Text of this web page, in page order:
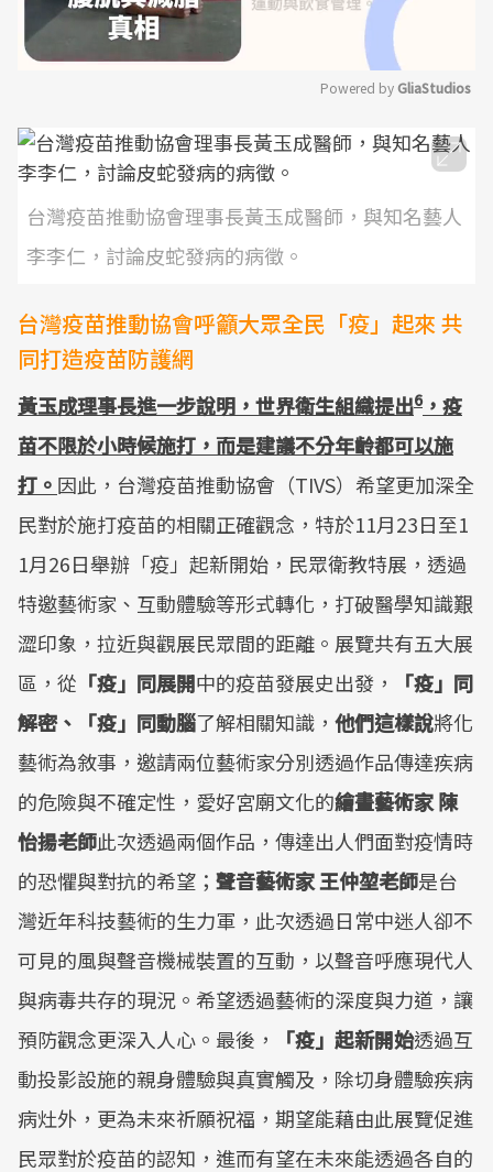
Mute
Powered by GliaStudios
台灣疫苗推動協會理事長黃玉成醫師，與知名藝人
李李仁，討論皮蛇發病的病徵。
台灣疫苗推動協會呼籲大眾全民「疫」起來 共
同打造疫苗防護網
黃玉成理事長進一步說明，世界衛生組織提出6 ，疫
苗不限於小時候施打，而是建議不分年齡都可以施
打。 因此，台灣疫苗推動協會（TIVS）希望更加深全
民對於施打疫苗的相關正確觀念，特於11月23日至1
1月26日舉辦「疫」起新開始，民眾衛教特展，透過
特邀藝術家、互動體驗等形式轉化，打破醫學知識艱
澀印象，拉近與觀展民眾間的距離。展覽共有五大展
區，從 「疫」同展開中的疫苗發展史出發，
「疫」同
解密、「疫」同動腦了解相關知識， 他們這樣說將化
藝術為敘事，邀請兩位藝術家分別透過作品傳達疾病
的危險與不確定性，愛好宮廟文化的繪畫藝術家 陳
怡揚老師此次透過兩個作品，傳達出人們面對疫情時
的恐懼與對抗的希望； 聲音藝術家 王仲堃老師是台
灣近年科技藝術的生力軍，此次透過日常中迷人卻不
可見的風與聲音機械裝置的互動，以聲音呼應現代人
與病毒共存的現況。希望透過藝術的深度與力道，讓
預防觀念更深入人心。最後，
「疫」起新開始透過互
動投影設施的親身體驗與真實觸及，除切身體驗疾病
病灶外，更為未來祈願祝福，期望能藉由此展覽促進
民眾對於疫苗的認知，進而有望在未來能透過各自的